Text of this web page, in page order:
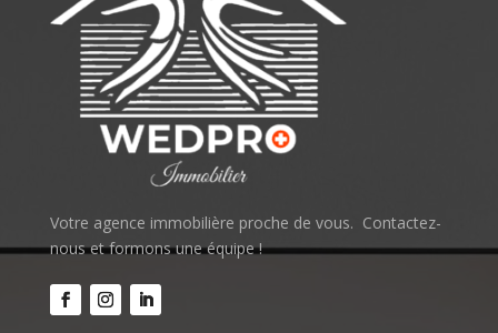
Votre agence immobilière proche de vous. Contactez-
nous et formons une équipe !